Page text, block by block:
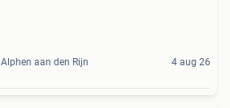
Alphen aan den Rijn 4 aug 26